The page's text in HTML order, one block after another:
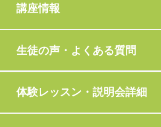
講座情報
生徒の声・よくある質問
体験レッスン・説明会詳細